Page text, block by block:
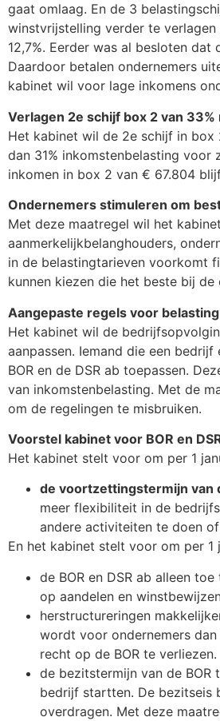
gaat omlaag. En de 3
winstvrijstelling verder te verlagen
12,7%. Eerder was al besloten
Daardoor betalen ondernemers
kabinet wil voor lage inkomens
Verlagen 2e schijf box 2 van 33%
Het kabinet wil de 2e schijf in box
dan 31% inkomstenbelasting voor
inkomen in box 2 van € 67.804
Ondernemers stimuleren om
Met deze maatregel wil het
aanmerkelijkbelanghouders,
in de belastingtarieven voorkomt
kunnen kiezen die het beste bij de
Aangepaste regels voor
Het kabinet wil de
aanpassen. Iemand die een
BOR en de DSR ab toepassen.
van inkomstenbelasting. Met de
om de regelingen te misbruiken.
Voorstel kabinet voor BOR en
Het kabinet stelt voor om per 1
de voortzettingstermijn van
meer flexibiliteit in de
andere activiteiten te doen
En het kabinet stelt voor om per 1
de BOR en DSR ab alleen
op aandelen en
herstructureringen
wordt voor ondernemers
recht op de BOR te verliezen.
de bezitstermijn van de BOR
bedrijf startten. De bezitseis
overdragen. Met deze